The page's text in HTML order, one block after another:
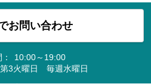
お問い合わせ
10:00～19:00
3火曜日 毎週水曜日